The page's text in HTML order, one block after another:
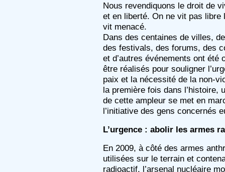
Nous revendiquons le droit de
et en liberté. On ne vit pas libre
vit menacé.
Dans des centaines de villes,
des festivals, des forums, des
et d’autres événements ont été
être réalisés pour souligner
paix et la nécessité de la non-
la première fois dans l’histoire,
de cette ampleur se met en
l’initiative des gens concernés
L’urgence : abolir les armes
En 2009, à côté des armes
utilisées sur le terrain et
radioactif, l’arsenal nucléaire